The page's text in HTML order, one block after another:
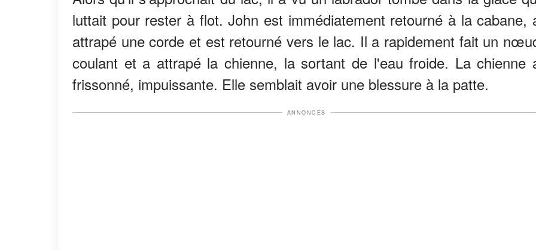
luttait pour rester à flot. John est immédiatement retourné à la cabane,
attrapé une corde et est retourné vers le lac. Il a rapidement fait un
coulant et a attrapé la chienne, la sortant de l'eau froide. La chienne
frissonné, impuissante. Elle semblait avoir une blessure à la patte.
ANNONCES